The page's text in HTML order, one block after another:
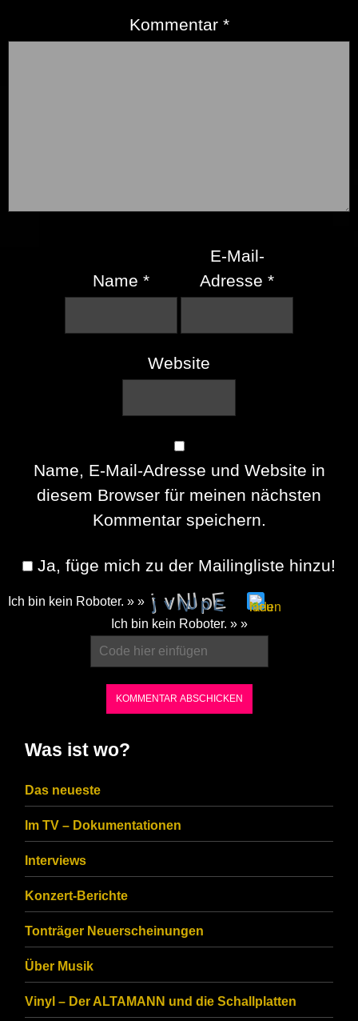
Kommentar *
Name *
E-Mail-
Adresse*
Website
Name, E-Mail-Adresse und Website in
diesem Browser für meinen nächsten
Kommentar speichern.
Ja, füge mich zu der Mailingliste hinzu!
Ich bin kein Roboter. » »
CAPTCHA
ensure
that
you
are
human.
Ich bin kein Roboter. » »
Was ist wo?
Das neueste
Im TV – Dokumentationen
Interviews
Konzert-Berichte
Tonträger Neuerscheinungen
Über Musik
Vinyl – Der ALTAMANN und die Schallplatten